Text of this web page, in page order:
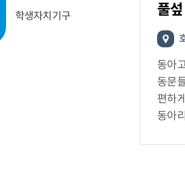
학생자치기구
풀섶
동아
동문
편하
동아리